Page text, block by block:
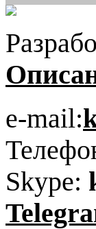
e-mail:
Skype: